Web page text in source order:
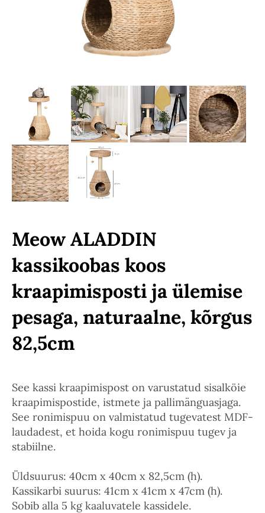
Meow ALADDIN
kassikoobas koos
kraapimisposti ja ülemise
pesaga, naturaalne, kõrgus
82,5cm
See kassi kraapimispost on varustatud sisalköie
kraapimispostide, istmete ja pallimänguasjaga.
See ronimispuu on valmistatud tugevatest MDF-
laudadest, et hoida kogu ronimispuu tugev ja
stabiilne.
Üldsuurus: 40cm x 40cm x 82,5cm (h).
Kassikarbi suurus: 41cm x 41cm x 47cm (h).
Sobib alla 5 kg kaaluvatele kassidele.